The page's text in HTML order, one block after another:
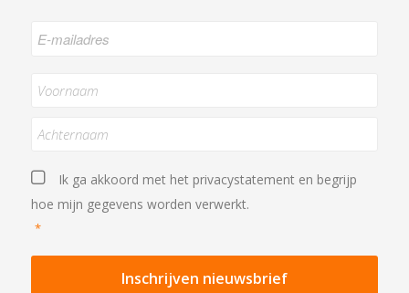
mailadres *
Privacystatement *
Ik ga akkoord met het privacystatement en begrijp
hoe mijn gegevens worden verwerkt.
*